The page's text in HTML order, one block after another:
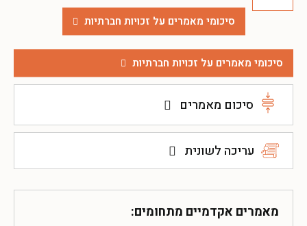
סיכומי מאמרים על זכויות חברתיות
סיכום מאמרים
עריכה לשונית
מאמרים אקדמיים מתחומים:
סיכומי מאמרים על זכויות חברתיות